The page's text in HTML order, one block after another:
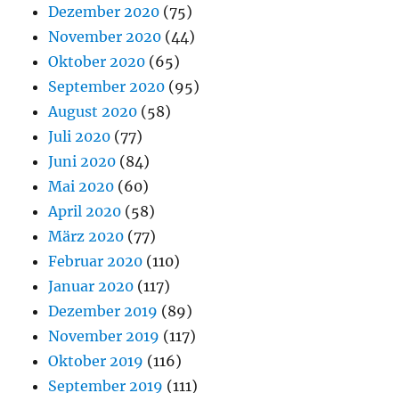
Dezember 2020 (75)
November 2020 (44)
Oktober 2020 (65)
September 2020 (95)
August 2020 (58)
Juli 2020 (77)
Juni 2020 (84)
Mai 2020 (60)
April 2020 (58)
März 2020 (77)
Februar 2020 (110)
Januar 2020 (117)
Dezember 2019 (89)
November 2019 (117)
Oktober 2019 (116)
September 2019 (111)